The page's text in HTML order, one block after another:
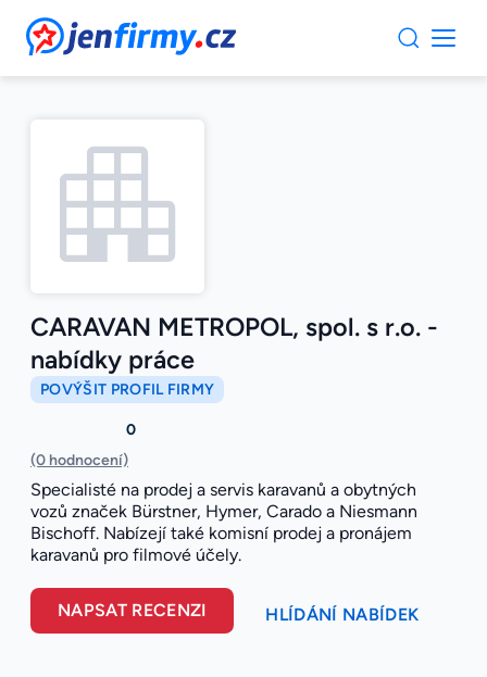
JenFirmy.cz
CARAVAN METROPOL, spol. s r.o. -
nabídky práce
POVÝŠIT PROFIL FIRMY
0
(0 hodnocení)
Specialisté na prodej a servis karavanů a obytných
vozů značek Bürstner, Hymer, Carado a Niesmann
Bischoff. Nabízejí také komisní prodej a pronájem
karavanů pro filmové účely.
NAPSAT RECENZI HLÍDÁNÍ NABÍDEK